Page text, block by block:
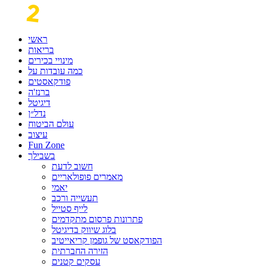
ראשי
בריאות
מינויי בכירים
כמה עובדות על
פודקאסטים
ברנז'ה
דיגיטל
נדל״ן
עולם הביטוח
עיצוב
Fun Zone
בשבילך
חשוב לדעת
מאמרים פופולאריים
יאמי
תעשייה ורכב
לייף סטייל
פתרונות פרסום מתקדמים
בלוג שיווק בדיגיטל
הפודקאסט של גופמן קריאייטיב
הזירה החברתית
עסקים קטנים